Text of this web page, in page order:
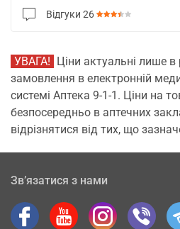
Відгуки 26
УВАГА! Ціни актуальні лише
замовлення в електронній
системі Аптека 9-1-1. Ціни на
безпосередньо в аптечних
відрізнятися від тих, що
Зв’язатися з нами